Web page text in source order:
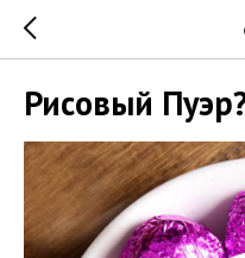
Рисовый